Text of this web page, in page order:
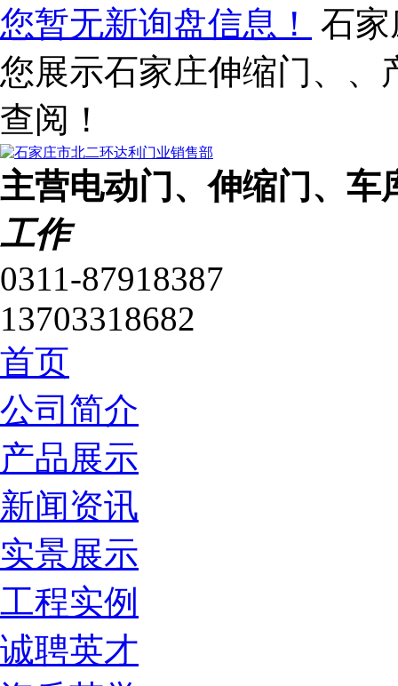
您暂无新询盘信息！
石
您展示石家庄伸缩门、、
查阅！
主营电动门、伸缩门、车
工作
0311-87918387
13703318682
首页
公司简介
产品展示
新闻资讯
实景展示
工程实例
诚聘英才